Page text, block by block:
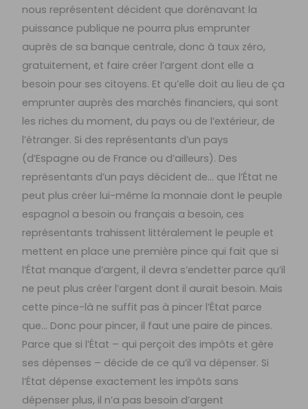
nous représentent décident que dorénavant la
puissance publique ne pourra plus emprunter
auprès de sa banque centrale, donc à taux zéro,
gratuitement, et faire créer l’argent dont elle a
besoin pour ses citoyens. Et qu’elle doit au lieu de ça
emprunter auprès des marchés financiers, qui sont
les riches du moment, du pays ou de l’extérieur, de
l’étranger. Si des représentants d’un pays
(d’Espagne ou de France ou d’ailleurs). Des
représentants d’un pays décident de… que l’État ne
peut plus créer lui-même la monnaie dont le peuple
espagnol a besoin ou français a besoin, ces
représentants trahissent littéralement le peuple et
mettent en place une première pince qui fait que si
l’État manque d’argent, il devra s’endetter parce qu’il
ne peut plus créer l’argent dont il aurait besoin. Mais
cette pince-là ne suffit pas à pincer l’État parce
que… Donc pour pincer, il faut une paire de pinces.
Parce que si l’État – qui perçoit des impôts et gère
ses dépenses – décide de ce qu’il va dépenser. Si
l’État dépense exactement les impôts sans
dépenser plus, il n’a pas besoin d’argent